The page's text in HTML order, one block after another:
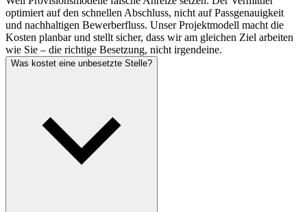
optimiert auf den schnellen Abschluss, nicht auf Passgenauigkeit
und nachhaltigen Bewerberfluss. Unser Projektmodell macht die
Kosten planbar und stellt sicher, dass wir am gleichen Ziel arbeiten
wie Sie – die richtige Besetzung, nicht irgendeine.
Was kostet eine unbesetzte Stelle?